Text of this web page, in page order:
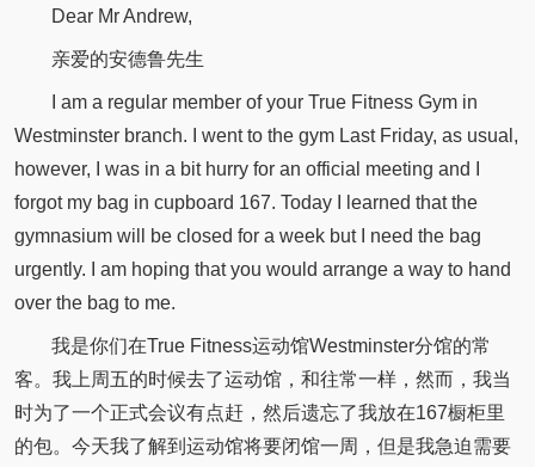
Dear Mr Andrew,
亲爱的安德鲁先生
I am a regular member of your True Fitness Gym in
Westminster branch. I went to the gym Last Friday, as usual,
however, I was in a bit hurry for an official meeting and I
forgot my bag in cupboard 167. Today I learned that the
gymnasium will be closed for a week but I need the bag
urgently. I am hoping that you would arrange a way to hand
over the bag to me.
我是你们在True Fitness运动馆Westminster分馆的常
客。我上周五的时候去了运动馆，和往常一样，然而，我当
时为了一个正式会议有点赶，然后遗忘了我放在167橱柜里
的包。今天我了解到运动馆将要闭馆一周，但是我急迫需要